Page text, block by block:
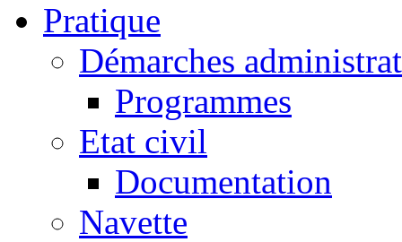
Pratique
Démarches
Programmes
Etat civil
Documentation
Navette